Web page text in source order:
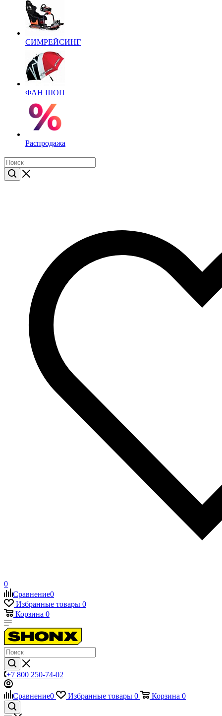
СИМРЕЙСИНГ
ФАН ШОП
Распродажа
0
Сравнение0
Избранные товары 0
Корзина 0
+7 800 250-74-02
Сравнение0 Избранные товары 0 Корзина 0